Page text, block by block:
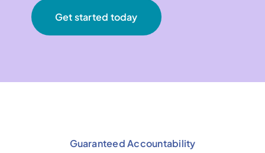
Get started today
Guaranteed Accountability